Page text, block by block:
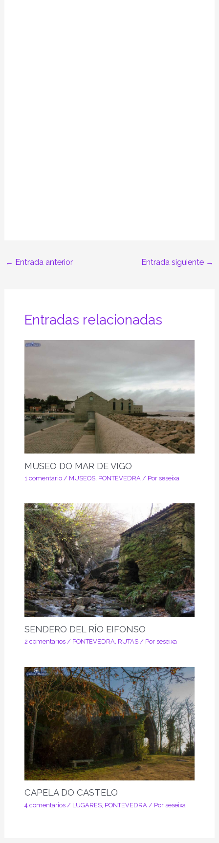
← Entrada anterior Entrada siguiente →
Entradas relacionadas
MUSEO DO MAR DE VIGO
1 comentario / MUSEOS, PONTEVEDRA / Por seseixa
SENDERO DEL RÍO EIFONSO
2 comentarios / PONTEVEDRA, RUTAS/ Por seseixa
CAPELA DO CASTELO
4 comentarios / LUGARES, PONTEVEDRA / Por seseixa